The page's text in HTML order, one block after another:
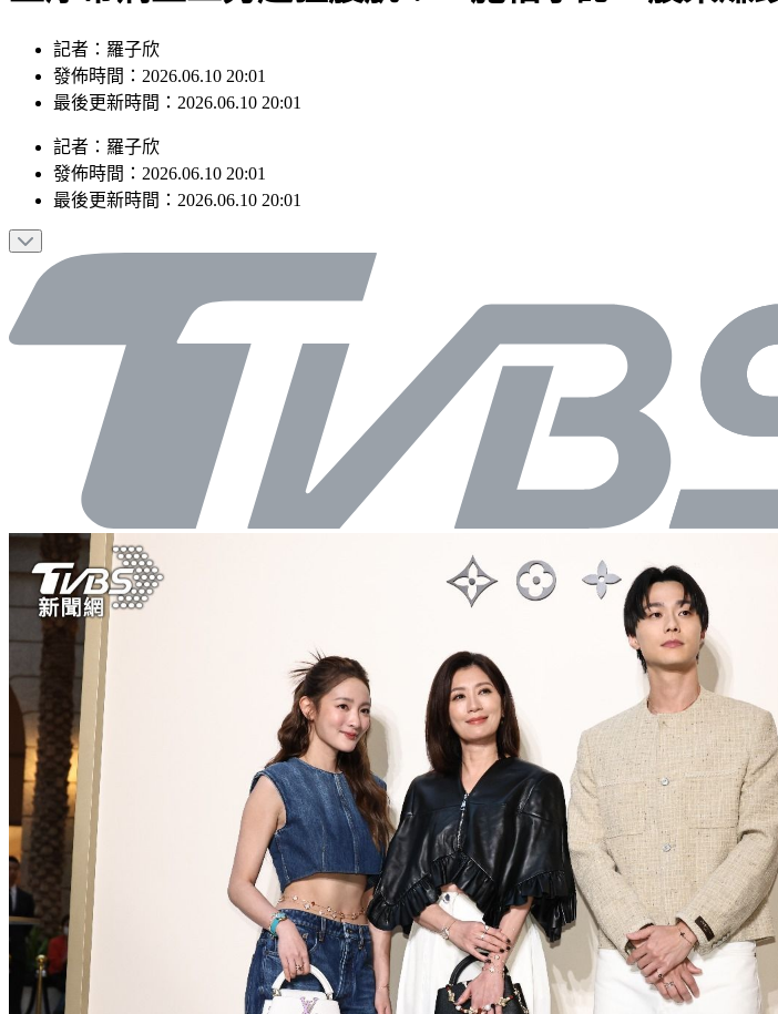
記者：羅子欣
發佈時間：2026.06.10 20:01
最後更新時間：2026.06.10 20:01
記者 ： 羅子欣
發佈時間： 2026.06.10 20:01
最後更新時間： 2026.06.10 20:01